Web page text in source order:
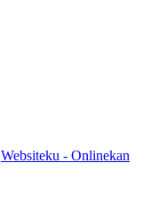
Websiteku - Onlinekan